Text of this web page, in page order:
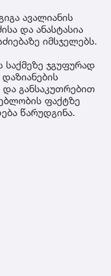
ავალიანის
და ანასტასია
იმსჯელებს.
საქმეზე ჯგუფურად
და განსაკუთრებით
ფაქტზე
წარუდგინა.